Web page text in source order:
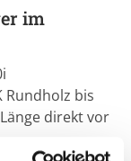
im
Rundholz bis
direkt vor